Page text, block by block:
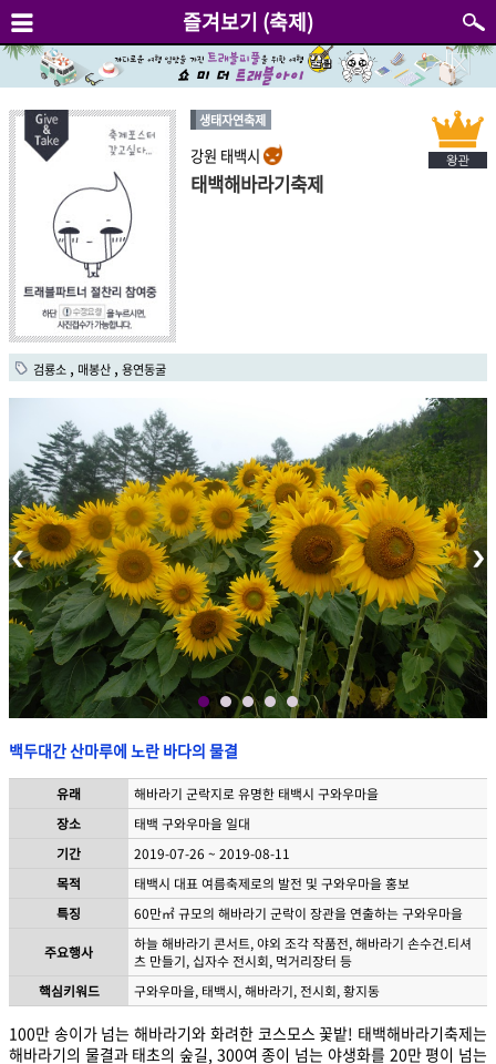
즐겨보기 (축제)
생태자연축제
강원 태백시
태백해바라기축제
검룡소 , 매봉산 , 용연동굴
백두대간 산마루에 노란 바다의 물결
유래
해바라기 군락지로 유명한 태백시 구와우마을
장소
태백 구와우마을 일대
기간
2019-07-26 ~ 2019-08-11
목적
태백시 대표 여름축제로의 발전 및 구와우마을 홍보
특징
60만㎡ 규모의 해바라기 군락이 장관을 연출하는 구와우마을
주요행사
하늘 해바라기 콘서트, 야외 조각 작품전, 해바라기 손수건.티셔
츠 만들기, 십자수 전시회, 먹거리장터 등
핵심키워드
구와우마을, 태백시, 해바라기, 전시회, 황지동
100만 송이가 넘는 해바라기와 화려한 코스모스 꽃밭! 태백해바라기축제는
해바라기의 물결과 태초의 숲길, 300여 종이 넘는 야생화를 20만 평이 넘는